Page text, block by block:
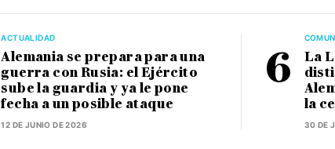
ACTUALIDAD
Alemania se prepara para una
guerra con Rusia: el Ejército
sube la guardia y ya le pone
fecha a un posible ataque
12 DE JUNIO DE 2026
La
la
30 DE